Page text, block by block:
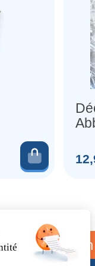
Ajouter
Prix
Livraison